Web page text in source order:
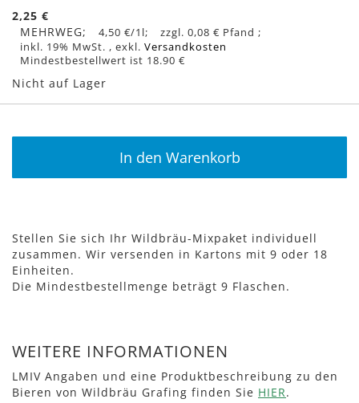
2,25 €
MEHRWEG
4,50 €/1l
0,08 €
inkl. 19% MwSt. , exkl. Versandkosten
Mindestbestellwert ist 18.90 €
Nicht auf Lager
In den Warenkorb
Stellen Sie sich Ihr Wildbräu-Mixpaket individuell
zusammen. Wir versenden in Kartons mit 9 oder 18
Einheiten.
Die Mindestbestellmenge beträgt 9 Flaschen.
WEITERE INFORMATIONEN
LMIV Angaben und eine Produktbeschreibung zu den
Bieren von Wildbräu Grafing finden Sie HIER.